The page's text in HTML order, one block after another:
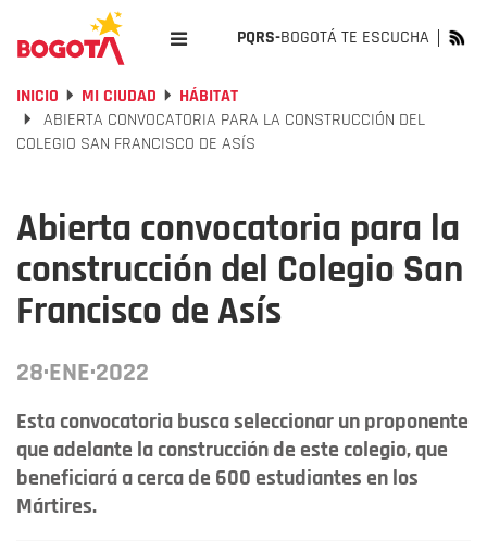
PQRS-BOGOTÁ TE ESCUCHA
INICIO MI CIUDAD
HÁBITAT
ABIERTA CONVOCATORIA PARA LA CONSTRUCCIÓN DEL
COLEGIO SAN FRANCISCO DE ASÍS
Abierta convocatoria para la
construcción del Colegio San
Francisco de Asís
28·ENE·2022
Esta convocatoria busca seleccionar un proponente
que adelante la construcción de este colegio, que
beneficiará a cerca de 600 estudiantes en los
Mártires.